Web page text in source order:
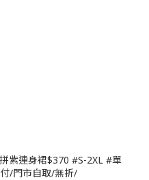
紫連身裙$370 #S-2XL #單
/門市自取/無折/